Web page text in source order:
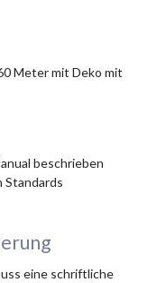
Meter mit Deko mit
beschrieben
Standards
eine schriftliche